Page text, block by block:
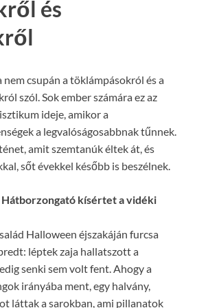
és
nem csupán a töklámpásokról és a
szól. Sok ember számára ez az
ideje, amikor a
a legvalóságosabbnak tűnnek.
amit szemtanúk éltek át, és
sőt évekkel később is beszélnek.
kísértet a vidéki
Halloween éjszakáján furcsa
léptek zaja hallatszott a
senki sem volt fent. Ahogy a
irányába ment, egy halvány,
láttak a sarokban, ami pillanatok